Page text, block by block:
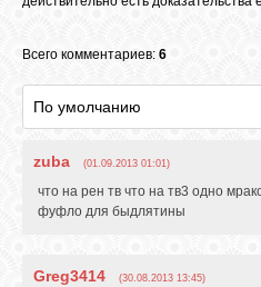
Всего комментариев: 6
zuba (01.09.2013 01:01)
что на рен тв что на тв3 одно
фуфло для быдлятины
Greg3414 (30.08.2013 13:45)